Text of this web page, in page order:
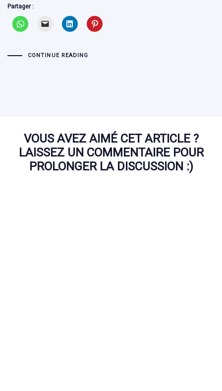
Partager :
CONTINUE READING
VOUS AVEZ AIMÉ CET ARTICLE ?
LAISSEZ UN COMMENTAIRE POUR
PROLONGER LA DISCUSSION :)